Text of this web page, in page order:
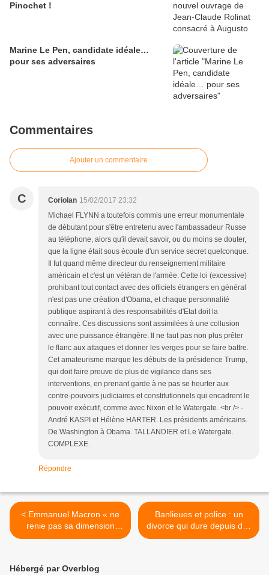
Pinochet !
Marine Le Pen, candidate idéale…
pour ses adversaires
Commentaires
Ajouter un commentaire
C Coriolan 15/02/2017 23:32
Michael FLYNN a toutefois commis une erreur monumentale
de débutant pour s'être entretenu avec l'ambassadeur Russe
au téléphone, alors qu'il devait savoir, ou du moins se douter,
que la ligne était sous écoute d'un service secret quelconque.
Il fut quand même directeur du renseignement militaire
américain et c'est un vétéran de l'armée. Cette loi (excessive)
prohibant tout contact avec des officiels étrangers en général
n'est pas une création d'Obama, et chaque personnalité
publique aspirant à des responsabilités d'Etat doit la
connaître. Ces discussions sont assimilées à une collusion
avec une puissance étrangère. Il ne faut pas non plus prêter
le flanc aux attaques et donner les verges pour se faire battre.
Cet amateurisme marque les débuts de la présidence Trump,
qui doit faire preuve de plus de vigilance dans ses
interventions, en prenant garde à ne pas se heurter aux
contre-pouvoirs judiciaires et constitutionnels qui encadrent le
pouvoir exécutif, comme avec Nixon et le Watergate. <br /> -
André KASPI et Hélène HARTER. Les présidents américains.
De Washington à Obama. TALLANDIER et Le Watergate.
COMPLEXE.
Répondre
< Emmanuel Macron « ne
renie pas sa dimension
christique » !
Banlieues et police : un
divorce qui dure depuis des
décennies >
Hébergé par Overblog